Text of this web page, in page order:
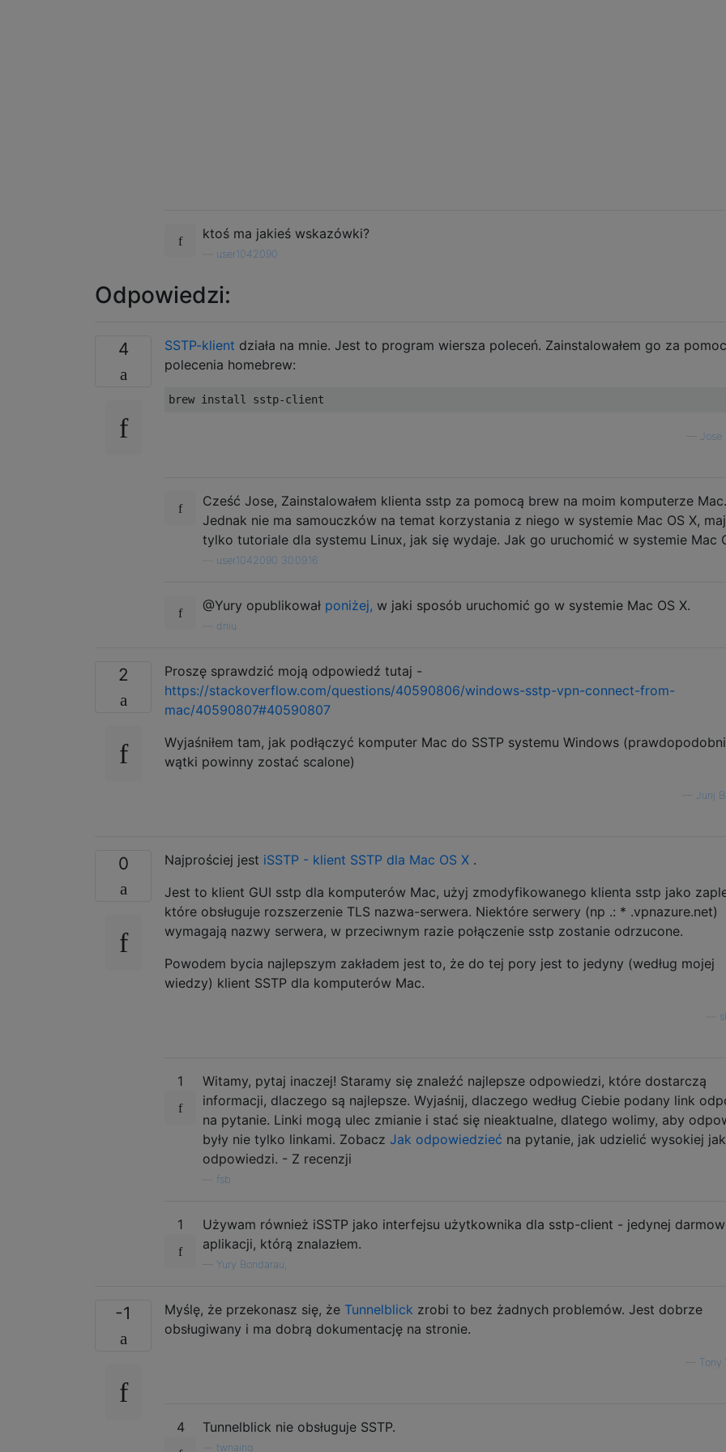
ktoś ma jakieś wskazówki?
user1042090
Odpowiedzi:
4 SSTP-klient działa na mnie. Jest to program wiersza poleceń. Zainstalowałem go za
polecenia homebrew:
Cześć Jose, Zainstalowałem klienta sstp za pomocą brew na moim komputerze Mac.
Jednak nie ma samouczków na temat korzystania z niego w systemie Mac OS X,
tylko tutoriale dla systemu Linux, jak się wydaje. Jak go uruchomić w systemie Mac
user1042090 30.09.16
@Yury opublikował poniżej, w jaki sposób uruchomić go w systemie Mac OS X.
dniu
2
Proszę sprawdzić moją odpowiedź tutaj -
https://stackoverflow.com/questions/40590806/windows-sstp-vpn-connect-from-
mac/40590807#40590807
Wyjaśniłem tam, jak podłączyć komputer Mac do SSTP systemu Windows
wątki powinny zostać scalone)
Jurij
0 Najprościej jest iSSTP - klient SSTP dla Mac OS X .
Jest to klient GUI sstp dla komputerów Mac, użyj zmodyfikowanego klienta sstp jako
które obsługuje rozszerzenie TLS nazwa-serwera. Niektóre serwery (np .: * .vpnazure.net)
wymagają nazwy serwera, w przeciwnym razie połączenie sstp zostanie odrzucone.
Powodem bycia najlepszym zakładem jest to, że do tej pory jest to jedyny (według mojej
wiedzy) klient SSTP dla komputerów Mac.
1
Witamy, pytaj inaczej! Staramy się znaleźć najlepsze odpowiedzi, które dostarczą
informacji, dlaczego są najlepsze. Wyjaśnij, dlaczego według Ciebie podany link
na pytanie. Linki mogą ulec zmianie i stać się nieaktualne, dlatego wolimy, aby
były nie tylko linkami. Zobacz Jak odpowiedzieć na pytanie, jak udzielić wysokiej
odpowiedzi. - Z recenzji
fsb
1
Używam również iSSTP jako interfejsu użytkownika dla sstp-client - jedynej
aplikacji, którą znalazłem.
Yury Bondarau,
-1 Myślę, że przekonasz się, że Tunnelblick zrobi to bez żadnych problemów. Jest dobrze
obsługiwany i ma dobrą dokumentację na stronie.
Tony
4 Tunnelblick nie obsługuje SSTP.
twnaing